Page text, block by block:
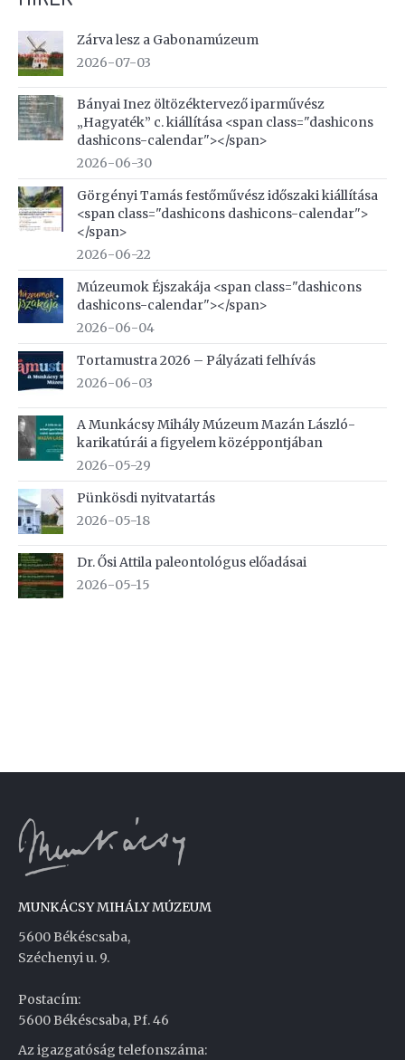
Zárva lesz a Gabonamúzeum
2026-07-03
Bányai Inez öltözéktervező iparművész
„Hagyaték” c. kiállítása <span class="dashicons
dashicons-calendar"></span>
2026-06-30
Görgényi Tamás festőművész időszaki kiállítása
<span class="dashicons dashicons-calendar">
</span>
2026-06-22
Múzeumok Éjszakája <span class="dashicons
dashicons-calendar"></span>
2026-06-04
Tortamustra 2026 – Pályázati felhívás
2026-06-03
A Munkácsy Mihály Múzeum Mazán László-
karikatúrái a figyelem középpontjában
2026-05-29
Pünkösdi nyitvatartás
2026-05-18
Dr. Ősi Attila paleontológus előadásai
2026-05-15
MUNKÁCSY MIHÁLY MÚZEUM
5600 Békéscsaba,
Széchenyi u. 9.
Postacím:
5600 Békéscsaba, Pf. 46
Az igazgatóság telefonszáma: